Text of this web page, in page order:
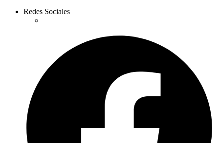
Redes Sociales